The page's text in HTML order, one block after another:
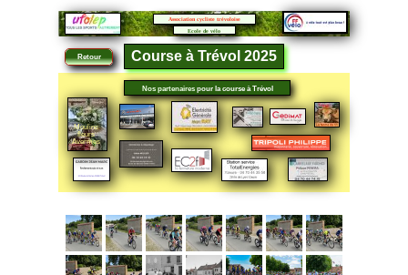
Course à Trévol 2025
Ecole de vélo
Association cycliste trévoloise
Retour
Nos partenaires pour la course à Trévol
Moulins
fleurs
Avermes